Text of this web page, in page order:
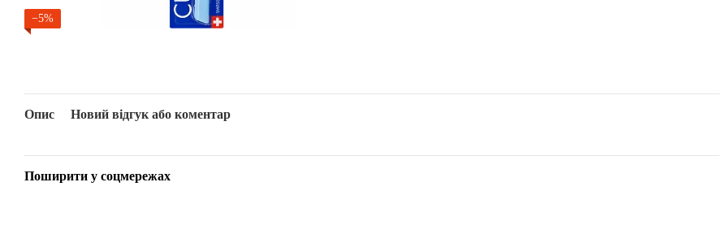
−5%
Опис Новий відгук або коментар
Поширити у соцмережах